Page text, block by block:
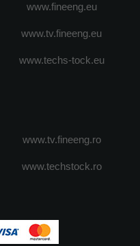
www.fineeng.eu
www.tv.fineeng.eu
www.techs-tock.eu
www.tv.fineeng.ro
www.techstock.ro